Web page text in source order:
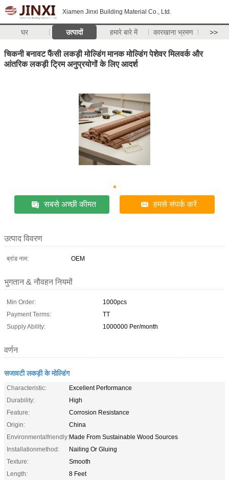
Xiamen Jinxi Building Material Co., Ltd.
घर उत्पादों हमारे बारे में कारखाना भ्रमण >>
चिकनी बनावट फैंसी लकड़ी मोल्डिंग मानक मोल्डिंग पेशेवर मिलवर्क और
आंतरिक लकड़ी ट्रिम अनुप्रयोगों के लिए आदर्श
सबसे अच्छी कीमत हमसे संपर्क करें
उत्पाद विवरण
ब्रांड नाम: OEM
भुगतान & नौवहन नियमों
Min Order:
1000pcs
Payment Terms:
TT
Supply Ability:
1000000 Per/month
वर्णन
सजावटी लकड़ी के मोल्डिंग
Characteristic:
Excellent Performance
Durability:
High
Feature:
Corrosion Resistance
Origin:
China
Environmentalfriendly:Made From Sustainable Wood Sources
Installationmethod:
Nailing Or Gluing
Texture:
Smooth
Length:
8 Feet